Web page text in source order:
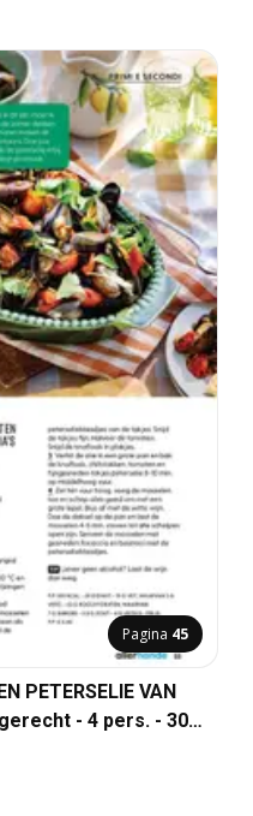
Pagina 45
PETERSELIE VAN
- 4 pers. - 30